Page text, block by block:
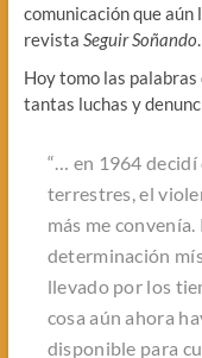
comunicación que aún
revista Seguir Soñando.
Hoy tomo las
tantas luchas y
“… en 1964
terrestres, el
más me
determinación
llevado por los
cosa aún ahora
disponible para